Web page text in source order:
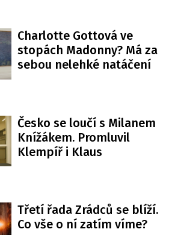
Charlotte Gottová ve
stopách Madonny? Má za
sebou nelehké natáčení
Česko se loučí s Milanem
Knížákem. Promluvil
Klempíř i Klaus
Třetí řada Zrádců se blíží.
Co vše o ní zatím víme?